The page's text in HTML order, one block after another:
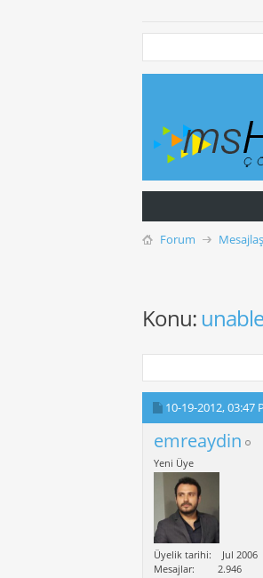
Forum
Konu:
10-19-2012,03:47
emreaydin
Yeni Üye
Üyelik tarihi
Jul 2006
Mesajlar
2.946